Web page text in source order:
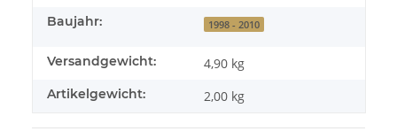
Baujahr: 1998 - 2010
Versandgewicht: 4,90 kg
Artikelgewicht: 2,00 kg